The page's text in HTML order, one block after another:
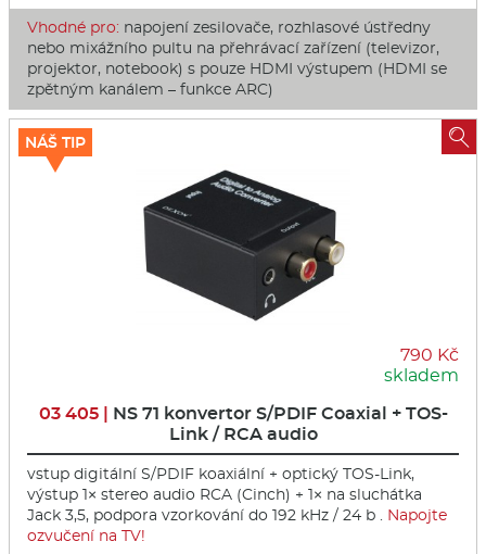
Vhodné pro: napojení zesilovače, rozhlasové ústředny
nebo mixážního pultu na přehrávací zařízení (televizor,
projektor, notebook) s pouze HDMI výstupem (HDMI se
zpětným kanálem – funkce ARC)
790 Kč
skladem
03 405 | NS 71 konvertor S/PDIF Coaxial + TOS-
Link / RCA audio
vstup digitální S/PDIF koaxiální + optický TOS-Link,
výstup 1× stereo audio RCA (Cinch) + 1× na sluchátka
Jack 3,5, podpora vzorkování do 192 kHz / 24 b . Napojte
ozvučení na TV!
NÁŠ TIP 